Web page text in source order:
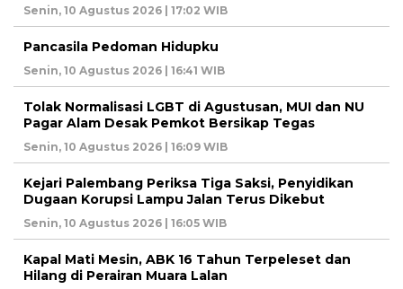
Senin, 10 Agustus 2026 | 17:02 WIB
Pancasila Pedoman Hidupku
Senin, 10 Agustus 2026 | 16:41 WIB
Tolak Normalisasi LGBT di Agustusan, MUI dan NU
Pagar Alam Desak Pemkot Bersikap Tegas
Senin, 10 Agustus 2026 | 16:09 WIB
Kejari Palembang Periksa Tiga Saksi, Penyidikan
Dugaan Korupsi Lampu Jalan Terus Dikebut
Senin, 10 Agustus 2026 | 16:05 WIB
Kapal Mati Mesin, ABK 16 Tahun Terpeleset dan
Hilang di Perairan Muara Lalan